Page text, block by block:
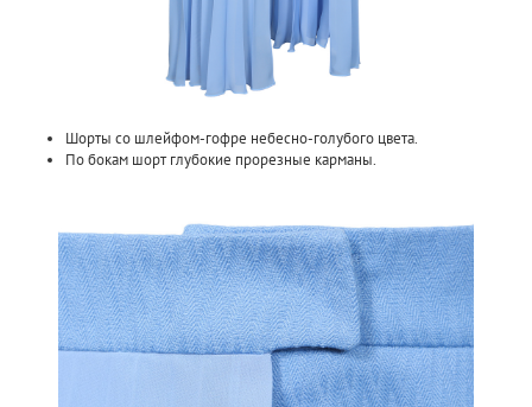
Шорты со шлейфом-гофре небесно-голубого цвета.
По бокам шорт глубокие прорезные карманы.